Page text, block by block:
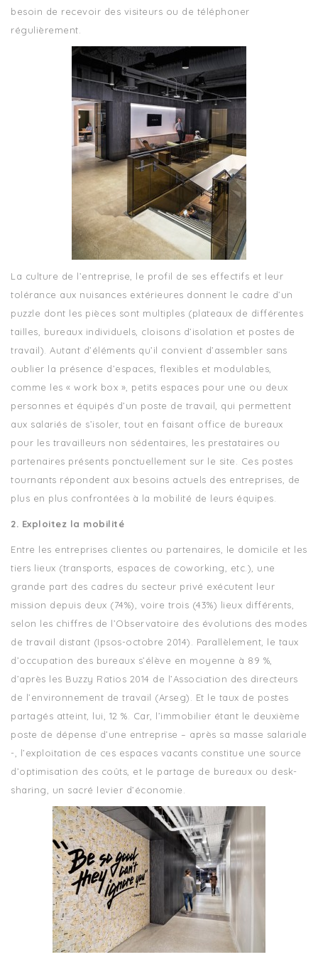
besoin de recevoir des visiteurs ou de téléphoner
régulièrement.
La culture de l’entreprise, le profil de ses effectifs et leur
tolérance aux nuisances extérieures donnent le cadre d’un
puzzle dont les pièces sont multiples (plateaux de différentes
tailles, bureaux individuels, cloisons d’isolation et postes de
travail). Autant d’éléments qu’il convient d’assembler sans
oublier la présence d’espaces, flexibles et modulables,
comme les « work box », petits espaces pour une ou deux
personnes et équipés d’un poste de travail, qui permettent
aux salariés de s’isoler, tout en faisant office de bureaux
pour les travailleurs non sédentaires, les prestataires ou
partenaires présents ponctuellement sur le site. Ces postes
tournants répondent aux besoins actuels des entreprises, de
plus en plus confrontées à la mobilité de leurs équipes.
2. Exploitez la mobilité
Entre les entreprises clientes ou partenaires, le domicile et les
tiers lieux (transports, espaces de coworking, etc.), une
grande part des cadres du secteur privé exécutent leur
mission depuis deux (74%), voire trois (43%) lieux différents,
selon les chiffres de l’Observatoire des évolutions des modes
de travail distant (Ipsos-octobre 2014). Parallèlement, le taux
d’occupation des bureaux s’élève en moyenne à 89 %,
d’après les Buzzy Ratios 2014 de l’Association des directeurs
de l’environnement de travail (Arseg). Et le taux de postes
partagés atteint, lui, 12 %. Car, l’immobilier étant le deuxième
poste de dépense d’une entreprise – après sa masse salariale
-, l’exploitation de ces espaces vacants constitue une source
d’optimisation des coûts, et le partage de bureaux ou desk-
sharing, un sacré levier d’économie.